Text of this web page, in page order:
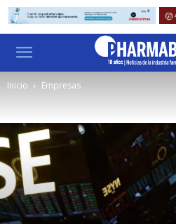
Inicio Empresas